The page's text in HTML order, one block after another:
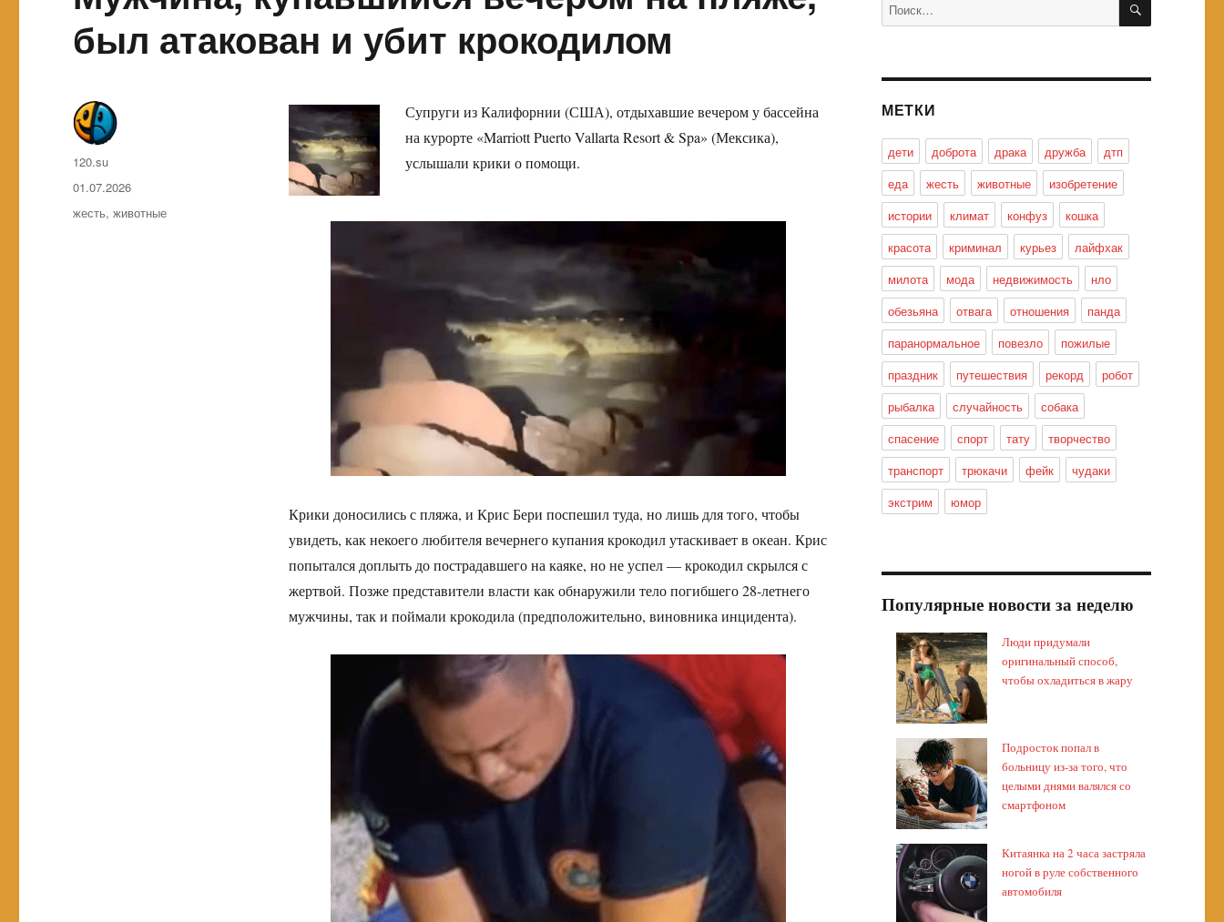
был атакован и убит крокодилом
Супруги из Калифорнии (США), отдыхавшие вечером у бассейна
на курорте «Marriott Puerto Vallarta Resort & Spa» (Мексика),
услышали крики о помощи.
Крики доносились с пляжа, и Крис Бери поспешил туда, но лишь для того, чтобы
увидеть, как некоего любителя вечернего купания крокодил утаскивает в океан. Крис
попытался доплыть до пострадавшего на каяке, но не успел — крокодил скрылся с
жертвой. Позже представители власти как обнаружили тело погибшего 28-летнего
мужчины, так и поймали крокодила (предположительно, виновника инцидента).
Автор
120.su
Опубликовано
01.07.2026
Метки
жесть,животные
МЕТКИ
дети доброта драка дружба
дтп
еда
жесть животные
изобретение
истории
климат конфуз
кошка
красота
криминал курьез
лайфхак
милота
мода недвижимость
нло
обезьяна
отвага отношения
панда
паранормальное
повезло
пожилые
праздник
путешествия рекорд
робот
рыбалка
случайность
собака
спасение
спорт тату
творчество
транспорт
трюкачи фейк
чудаки
экстрим
юмор
Популярные новости за неделю
Люди придумали
оригинальный способ,
чтобы охладиться в жару
Подросток попал в
больницу из-за того, что
целыми днями валялся со
смартфоном
Китаянка на 2 часа застряла
ногой в руле собственного
автомобиля